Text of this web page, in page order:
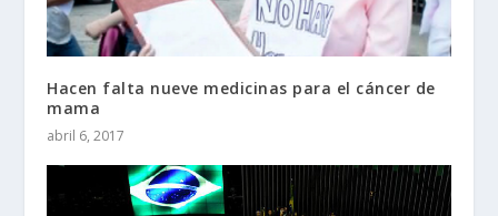
Hacen falta nueve medicinas para el cáncer de
mama
abril 6, 2017